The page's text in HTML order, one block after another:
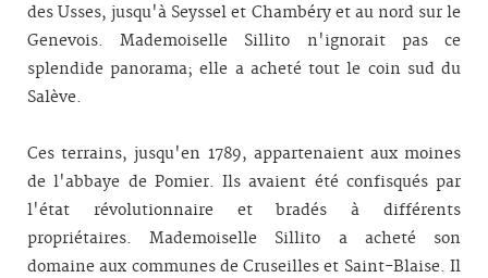
des Usses, jusqu'à Seyssel et Chambéry et au nord sur le
Genevois. Mademoiselle Sillito n'ignorait pas ce
splendide panorama; elle a acheté tout le coin sud du
Salève.
Ces terrains, jusqu'en 1789, appartenaient aux moines
de l'abbaye de Pomier. Ils avaient été confisqués par
l'état révolutionnaire et bradés à différents
propriétaires. Mademoiselle Sillito a acheté son
domaine aux communes de Cruseilles et Saint-Blaise. Il